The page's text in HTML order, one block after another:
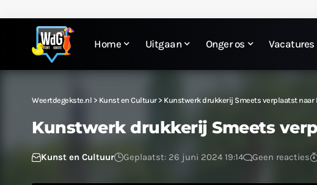
Home Uitgaan Onger os Vacatures
Weertdegekste.nl > Kunst en Cultuur> Kunstwerk drukkerij Smeets verplaatst naar
Kunstwerk drukkerij Smeets
Kunst en Cultuur Geplaatst: 26 juni 2024 19:14 Geen reacties